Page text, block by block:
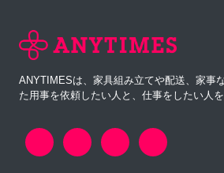
ANYTIMESは、家具組み立てや配送、家事
た用事を依頼したい人と、仕事をしたい人